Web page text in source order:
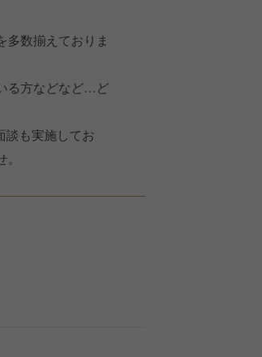
多数揃えておりま
る方などなど…ど
談も実施してお